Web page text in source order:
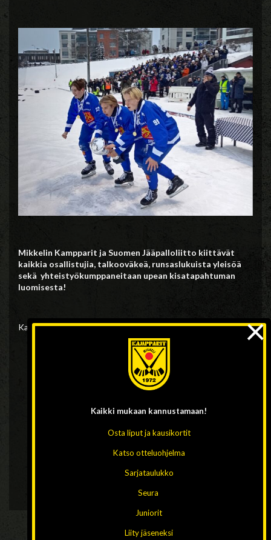
Mikkelin Kampparit ja Suomen Jääpalloliitto kiittävät
kaikkia osallistujia, talkooväkeä, runsaslukuista yleisöä
sekä yhteistyökumppaneitaan upean kisatapahtuman
luomisesta!
Kampparit/tiedotus, Kuvat: Ese Korhonen ja Lauri Tikanoja
Kaikki mukaan kannustamaan!
Osta liput ja kausikortit
Katso otteluohjelma
Sarjataulukko
Seura
Juniorit
Liity jäseneksi
×